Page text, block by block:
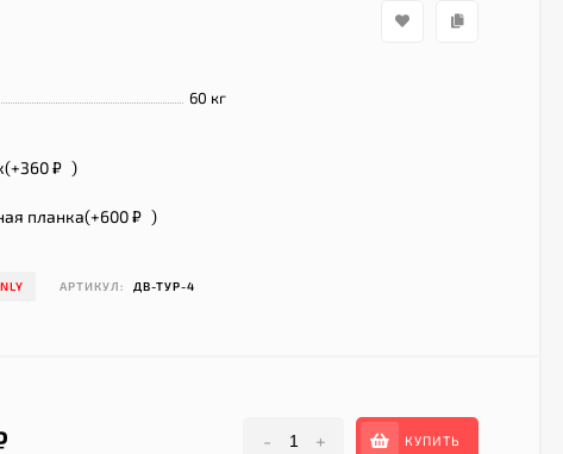
60 кг
360 ₽)
планка(+600 ₽)
АРТИКУЛ: ДВ-ТУР-4
- + КУПИТЬ